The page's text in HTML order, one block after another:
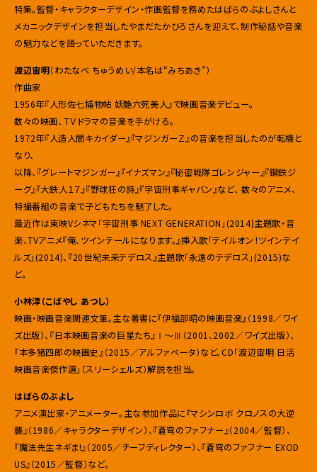
特集。監督・キャラクターデザイン・作画監督を務めたはばらのぶよしさんと
メカニックデザインを担当したやまだたかひろさんを迎えて、制作秘話や音楽
の魅力などを語っていただきます。
渡辺宙明（わたなべ ちゅうめい/本名は“みちあき”）
作曲家
1956年『人形佐七捕物帖 妖艶六死美人』で映画音楽デビュー。
数々の映画、ＴＶドラマの音楽を手がける。
1972年『人造人間キカイダー』『マジンガーＺ』の音楽を担当したのが転機と
なり、
以降、『グレートマジンガー』『イナズマン』『秘密戦隊ゴレンジャー』『鋼鉄ジ
ーグ』『大鉄人１７』『野球狂の詩』『宇宙刑事ギャバン』など、 数々のアニメ、
特撮番組の音楽で子どもたちを魅了した。
最近作は東映Vシネマ「宇宙刑事 NEXT GENERATION」(2014)主題歌・音
楽、TVアニメ『俺、ツインテールになります。』挿入歌「テイルオン！ツインテイ
ルズ」(2014)、『20世紀未来テデロス』主題歌「永遠のテデロス」(2015)な
ど。
小林淳（こばやし あつし）
映画・映画音楽関連文筆。主な著書に『伊福部昭の映画音楽』（1998／ワイ
ズ出版）、『日本映画音楽の巨星たち』Ⅰ～Ⅲ（2001、2002／ワイズ出版）、
『本多猪四郎の映画史』（2015／アルファベータ）など。CD「渡辺宙明 日活
映画音楽傑作選」（スリーシェルズ）解説を担当。
はばらのぶよし
アニメ演出家・アニメーター。主な参加作品に『マシンロボ クロノスの大逆
襲』（1986／キャラクターデザイン）、『蒼穹のファフナー』（2004／監督）、
『魔法先生ネギま!』（2005／チーフディレクター）、『蒼穹のファフナー EXOD
US』（2015／監督）など。